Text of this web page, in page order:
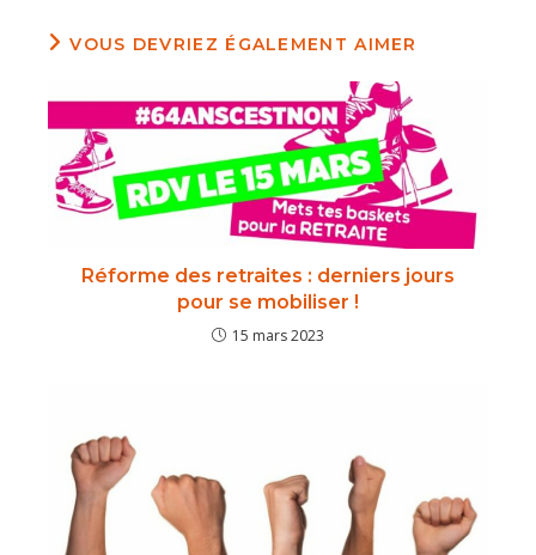
VOUS DEVRIEZ ÉGALEMENT AIMER
Réforme des retraites : derniers jours
pour se mobiliser !
15 mars 2023